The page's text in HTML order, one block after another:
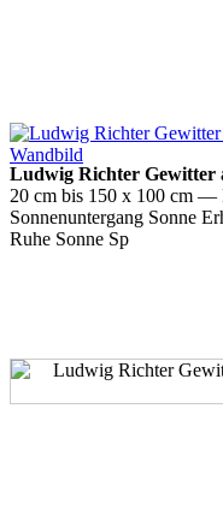
Ludwig Richter Gewitter
20 cm bis 150 x 100 cm —
Sonnenuntergang Sonne
Ruhe Sonne Sp